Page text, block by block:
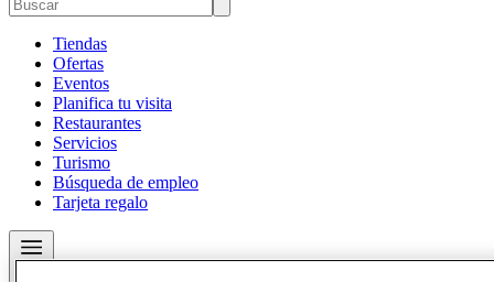
Tiendas
Ofertas
Eventos
Planifica tu visita
Restaurantes
Servicios
Turismo
Búsqueda de empleo
Tarjeta regalo